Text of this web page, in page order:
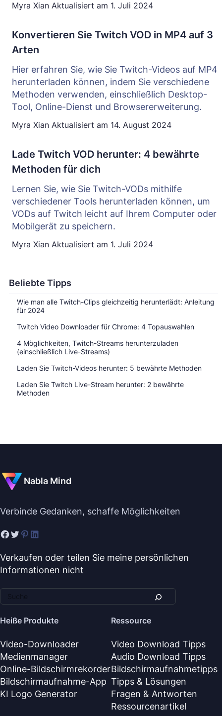
Beliebte Tipps
Wie man alle Twitch-Clips gleichzeitig herunterlädt: Anleitung
für 2024
Twitch Video Downloader für Chrome: 4 Topauswahlen
4 Möglichkeiten, Twitch-Streams herunterzuladen
(einschließlich Live-Streams)
Laden Sie Twitch-Videos herunter: 5 bewährte Methoden
Laden Sie Twitch Live-Stream herunter: 2 bewährte
Methoden
Myra Xian Aktualisiert am 1. Juli 2024
Konvertieren Sie Twitch VOD in MP4 auf 3
Arten
Hier erfahren Sie, wie Sie Twitch-Videos auf MP4
herunterladen können, indem Sie verschiedene
Methoden verwenden, einschließlich Desktop-
Tool, Online-Dienst und Browsererweiterung.
Myra Xian Aktualisiert am 14. August 2024
Lade Twitch VOD herunter: 4 bewährte
Methoden für dich
Lernen Sie, wie Sie Twitch-VODs mithilfe
verschiedener Tools herunterladen können, um
VODs auf Twitch leicht auf Ihrem Computer oder
Mobilgerät zu speichern.
Myra Xian Aktualisiert am 1. Juli 2024
Nabla Mind
Verbinde Gedanken, schaffe Möglichkeiten
Verkaufen oder teilen Sie meine persönlichen
Informationen nicht
Heiße Produkte
Video-Downloader
Medienmanager
Online-Bildschirmrekorder
Bildschirmaufnahme-App
KI Logo Generator
Ressource
Video Download Tipps
Audio Download Tipps
Bildschirmaufnahmetipps
Tipps & Lösungen
Fragen & Antworten
Ressourcenartikel